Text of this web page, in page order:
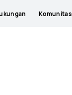
Komunitas